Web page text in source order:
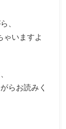
、
ゃいますよ
らお読みく